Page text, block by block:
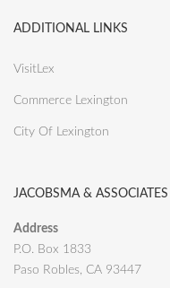
ADDITIONAL LINKS
VisitLex
Commerce Lexington
City Of Lexington
JACOBSMA & ASSOCIATES
Address
P.O. Box 1833
Paso Robles, CA 93447